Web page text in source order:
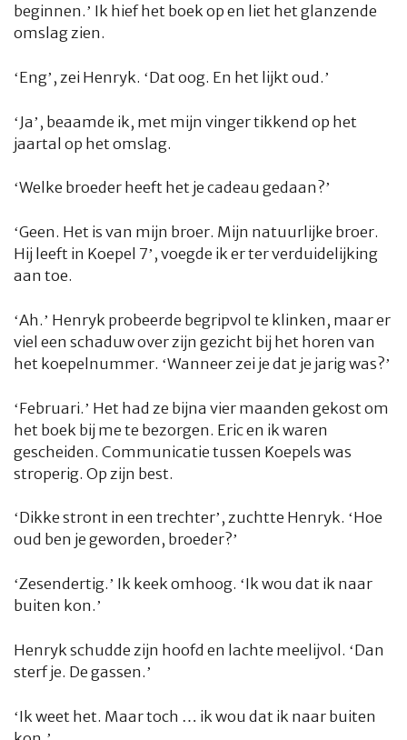
beginnen.’ Ik hief het boek op en liet het glanzende
omslag zien.
‘Eng’, zei Henryk. ‘Dat oog. En het lijkt oud.’
‘Ja’, beaamde ik, met mijn vinger tikkend op het
jaartal op het omslag.
‘Welke broeder heeft het je cadeau gedaan?’
‘Geen. Het is van mijn broer. Mijn natuurlijke broer.
Hij leeft in Koepel 7’, voegde ik er ter verduidelijking
aan toe.
‘Ah.’ Henryk probeerde begripvol te klinken, maar er
viel een schaduw over zijn gezicht bij het horen van
het koepelnummer. ‘Wanneer zei je dat je jarig was?’
‘Februari.’ Het had ze bijna vier maanden gekost om
het boek bij me te bezorgen. Eric en ik waren
gescheiden. Communicatie tussen Koepels was
stroperig. Op zijn best.
‘Dikke stront in een trechter’, zuchtte Henryk. ‘Hoe
oud ben je geworden, broeder?’
‘Zesendertig.’ Ik keek omhoog. ‘Ik wou dat ik naar
buiten kon.’
Henryk schudde zijn hoofd en lachte meelijvol. ‘Dan
sterf je. De gassen.’
‘Ik weet het. Maar toch … ik wou dat ik naar buiten